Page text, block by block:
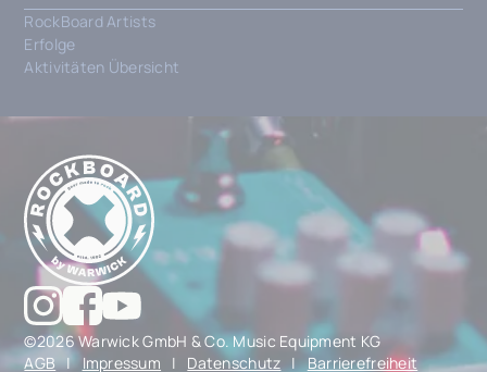
RockBoard Artists
Erfolge
Aktivitäten Übersicht
©2026 Warwick GmbH & Co. Music Equipment KG
AGB | Impressum | Datenschutz | Barrierefreiheit